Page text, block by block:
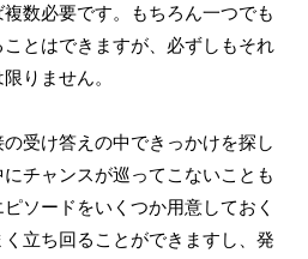
数必要です。もちろん一つでも
とはできますが、必ずしもそれ
りません。
受け答えの中できっかけを探し
チャンスが巡ってこないことも
ソードをいくつか用意しておく
立ち回ることができますし、発